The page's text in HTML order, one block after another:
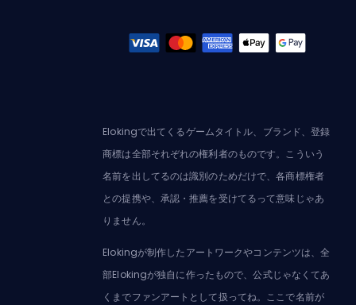
Elokingで出てくるゲームタイトル、ブランド、登録
商標は全部それぞれの権利者のものです。こういう
名前を出してるのは識別のためだけで、各商標権者
との提携や、承認・推薦を受けてるって意味じゃあ
りません。
Elokingが制作したアートワークやコンテンツは、全
部Elokingが独自に作ったもので、公式じゃなくてあ
くまでファンアートとして扱ってね。ここで名前が